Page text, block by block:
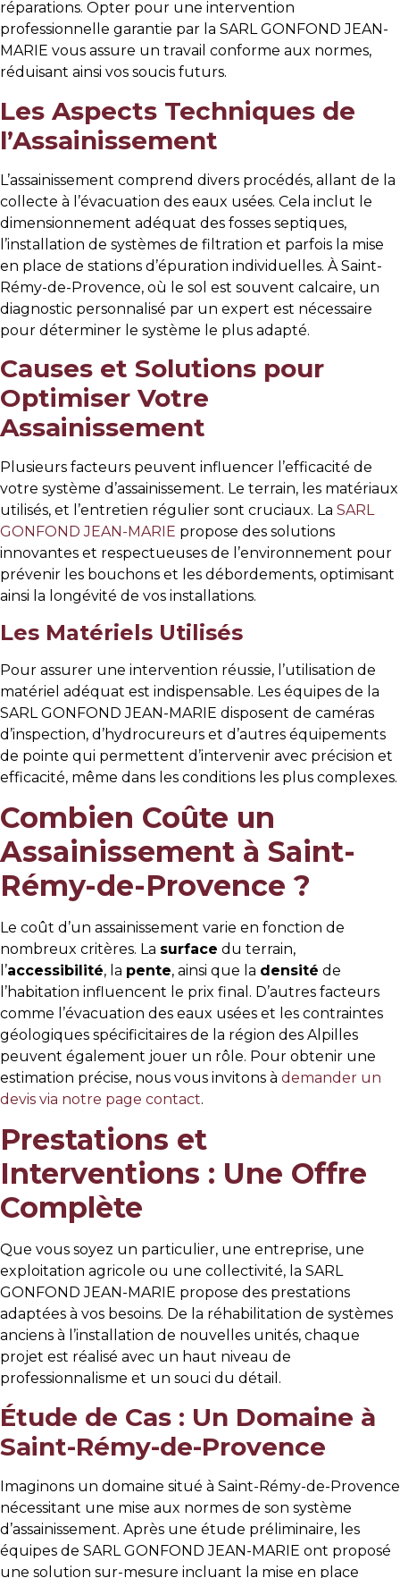
réparations. Opter pour une intervention
professionnelle garantie par la SARL GONFOND JEAN-
MARIE vous assure un travail conforme aux normes,
réduisant ainsi vos soucis futurs.
Les Aspects Techniques de
l’Assainissement
L’assainissement comprend divers procédés, allant de la
collecte à l’évacuation des eaux usées. Cela inclut le
dimensionnement adéquat des fosses septiques,
l’installation de systèmes de filtration et parfois la mise
en place de stations d’épuration individuelles. À Saint-
Rémy-de-Provence, où le sol est souvent calcaire, un
diagnostic personnalisé par un expert est nécessaire
pour déterminer le système le plus adapté.
Causes et Solutions pour
Optimiser Votre
Assainissement
Plusieurs facteurs peuvent influencer l’efficacité de
votre système d’assainissement. Le terrain, les matériaux
utilisés, et l’entretien régulier sont cruciaux. La SARL
GONFOND JEAN-MARIE propose des solutions
innovantes et respectueuses de l’environnement pour
prévenir les bouchons et les débordements, optimisant
ainsi la longévité de vos installations.
Les Matériels Utilisés
Pour assurer une intervention réussie, l’utilisation de
matériel adéquat est indispensable. Les équipes de la
SARL GONFOND JEAN-MARIE disposent de caméras
d’inspection, d’hydrocureurs et d’autres équipements
de pointe qui permettent d’intervenir avec précision et
efficacité, même dans les conditions les plus complexes.
Combien Coûte un
Assainissement à Saint-
Rémy-de-Provence ?
Le coût d’un assainissement varie en fonction de
nombreux critères. La surface du terrain,
l’accessibilité, la pente, ainsi que la densité de
l’habitation influencent le prix final. D’autres facteurs
comme l’évacuation des eaux usées et les contraintes
géologiques spécificitaires de la région des Alpilles
peuvent également jouer un rôle. Pour obtenir une
estimation précise, nous vous invitons à demander un
devis via notre page contact.
Prestations et
Interventions : Une Offre
Complète
Que vous soyez un particulier, une entreprise, une
exploitation agricole ou une collectivité, la SARL
GONFOND JEAN-MARIE propose des prestations
adaptées à vos besoins. De la réhabilitation de systèmes
anciens à l’installation de nouvelles unités, chaque
projet est réalisé avec un haut niveau de
professionnalisme et un souci du détail.
Étude de Cas : Un Domaine à
Saint-Rémy-de-Provence
Imaginons un domaine situé à Saint-Rémy-de-Provence
nécessitant une mise aux normes de son système
d’assainissement. Après une étude préliminaire, les
équipes de SARL GONFOND JEAN-MARIE ont proposé
une solution sur-mesure incluant la mise en place